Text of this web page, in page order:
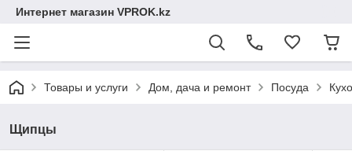
Интернет магазин VPROK.kz
Товары и услуги Дом, дача и ремонт Посуда
Щипцы